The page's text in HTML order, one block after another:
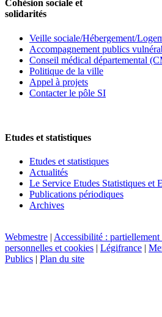
Cohésion sociale et
solidarités
Veille sociale/Hébergement/
Accompagnement publics
Conseil médical départemental
Politique de la ville
Appel à projets
Contacter le pôle SI
Etudes et statistiques
Etudes et statistiques
Actualités
Le Service Etudes Statistiques et
Publications périodiques
Archives
Webmestre | Accessibilité :
personnelles et cookies | Légifrance |
Publics | Plan du site